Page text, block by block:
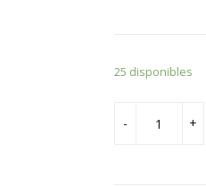
25 disponibles